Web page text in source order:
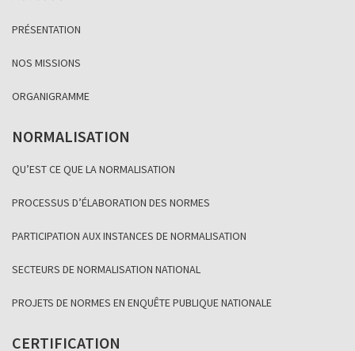
PRÉSENTATION
NOS MISSIONS
ORGANIGRAMME
NORMALISATION
QU’EST CE QUE LA NORMALISATION
PROCESSUS D’ÉLABORATION DES NORMES
PARTICIPATION AUX INSTANCES DE NORMALISATION
SECTEURS DE NORMALISATION NATIONAL
PROJETS DE NORMES EN ENQUÊTE PUBLIQUE NATIONALE
CERTIFICATION